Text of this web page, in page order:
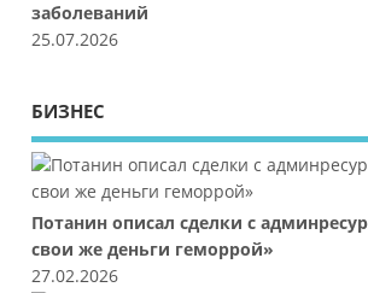
заболеваний
25.07.2026
БИЗНЕС
Потанин описал сделки с
свои же деньги геморрой»
27.02.2026